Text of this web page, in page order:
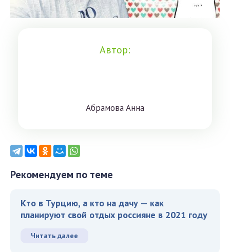
Автор:
Aбрaмoвa Aннa
Рекомендуем по теме
Кто в Турцию, а кто на дачу — как
планируют свой отдых россияне в 2021 году
Читать далее